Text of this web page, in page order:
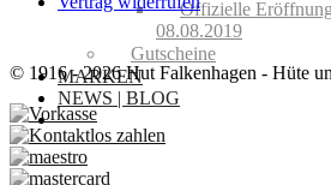
Offizielle
08.08.2019
Gutscheine
MARKEN
NEWS | BLOG
© 1916 - 2026 Hut Falkenhagen - Hüte